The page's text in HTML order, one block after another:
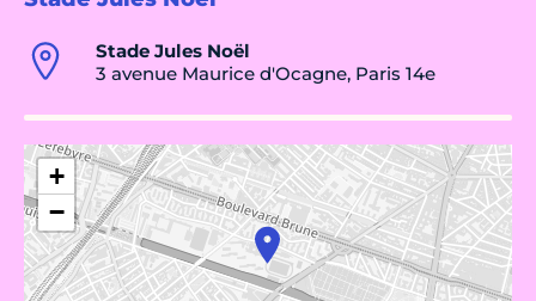
Stade Jules Noël
3 avenue Maurice d'Ocagne, Paris 14e
+
−